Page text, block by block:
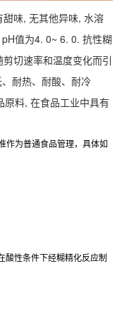
味, 无其他异味, 水溶
值为4. 0~ 6. 0. 抗性糊
切速率和温度变化而引
耐热、耐酸、耐冷
原料, 在食品工业中具有
作为普通食品管理，具体如
酸性条件下经糊精化反应制